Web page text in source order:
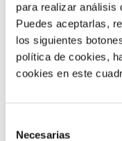
para realizar análisis
Puedes aceptarlas,
los siguientes
política de cookies,
cookies en este
Necesarias
automatización es
Digital. Esa falta
medida que las
una forma de
elevar el
transformar la